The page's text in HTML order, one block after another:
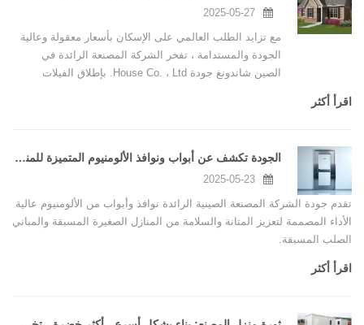
2025-05-27
مع تزايد الطلب العالمي على الإسكان بأسعار معقولة وعالية
الجودة والمستدامة ، تفخر الشركة المصنعة الرائدة في
الصين شاندونغ جودة House Co. ، Ltd. بإطلاق الفيلات
اقرأ أكثر
الجودة تكشف عن أبواب ونوافذ الألومنيوم المتميزة للمنازل الصغيرة والمباني الصلب المبنية مسبقًا
2025-05-23
تقدم جودة الشركة المصنعة الصينية الرائدة نوافذ وأبواب من الألومنيوم عالية
الأداء المصممة لتعزيز المتانة والسلامة من المنازل الصغيرة المسبقة والمباني
الصلب المسبقة.
اقرأ أكثر